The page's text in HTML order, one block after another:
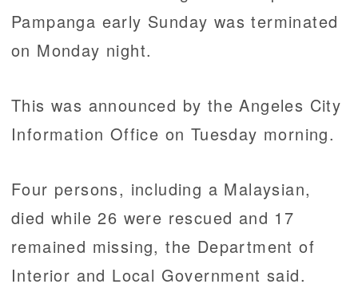
Pampanga early Sunday was terminated
on Monday night.
This was announced by the Angeles City
Information Office on Tuesday morning.
Four persons, including a Malaysian,
died while 26 were rescued and 17
remained missing, the Department of
Interior and Local Government said.